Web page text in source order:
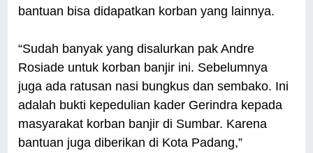
bantuan bisa didapatkan korban yang lainnya.
“Sudah banyak yang disalurkan pak Andre
Rosiade untuk korban banjir ini. Sebelumnya
juga ada ratusan nasi bungkus dan sembako. Ini
adalah bukti kepedulian kader Gerindra kepada
masyarakat korban banjir di Sumbar. Karena
bantuan juga diberikan di Kota Padang,”